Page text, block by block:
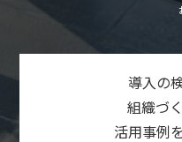
導入の
組織づ
活用事例